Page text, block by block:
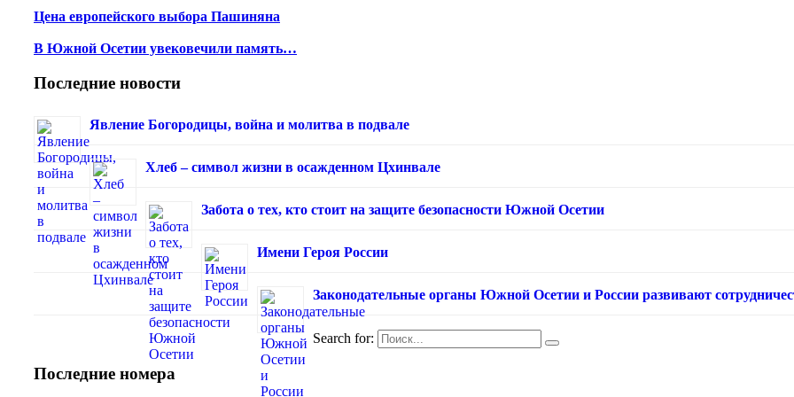
Цена европейского выбора Пашиняна
В Южной Осетии увековечили память…
Последние новости
Явление Богородицы, война и молитва в подвале
Хлеб – символ жизни в осажденном Цхинвале
Забота о тех, кто стоит на защите безопасности Южной Осетии
Имени Героя России
Законодательные органы Южной Осетии и России развивают
Search for:
Последние номера